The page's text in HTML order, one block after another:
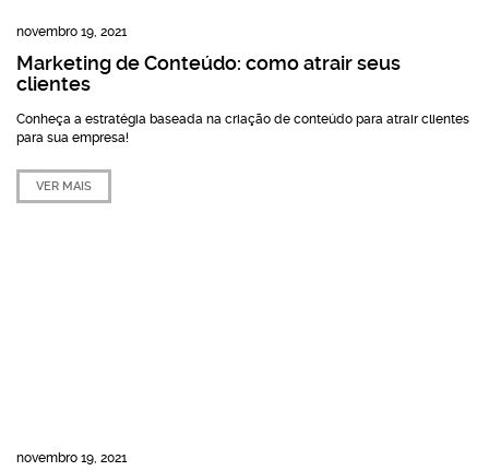
novembro 19, 2021
Marketing de Conteúdo: como atrair seus
clientes
Conheça a estratégia baseada na criação de conteúdo para atrair clientes
para sua empresa!
VER MAIS
novembro 19, 2021